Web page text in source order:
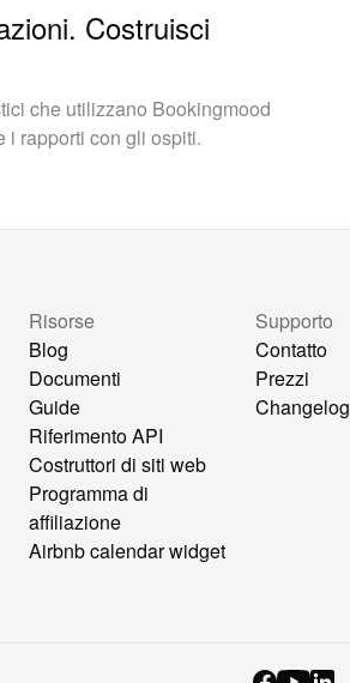
Costruisci
che utilizzano Bookingmood
i rapporti con gli ospiti.
Risorse
Blog
Documenti
Guide
Riferimento API
Costruttori di siti web
Programma di
affiliazione
Airbnb calendar widget
Supporto
Contatto
Prezzi
Changelog